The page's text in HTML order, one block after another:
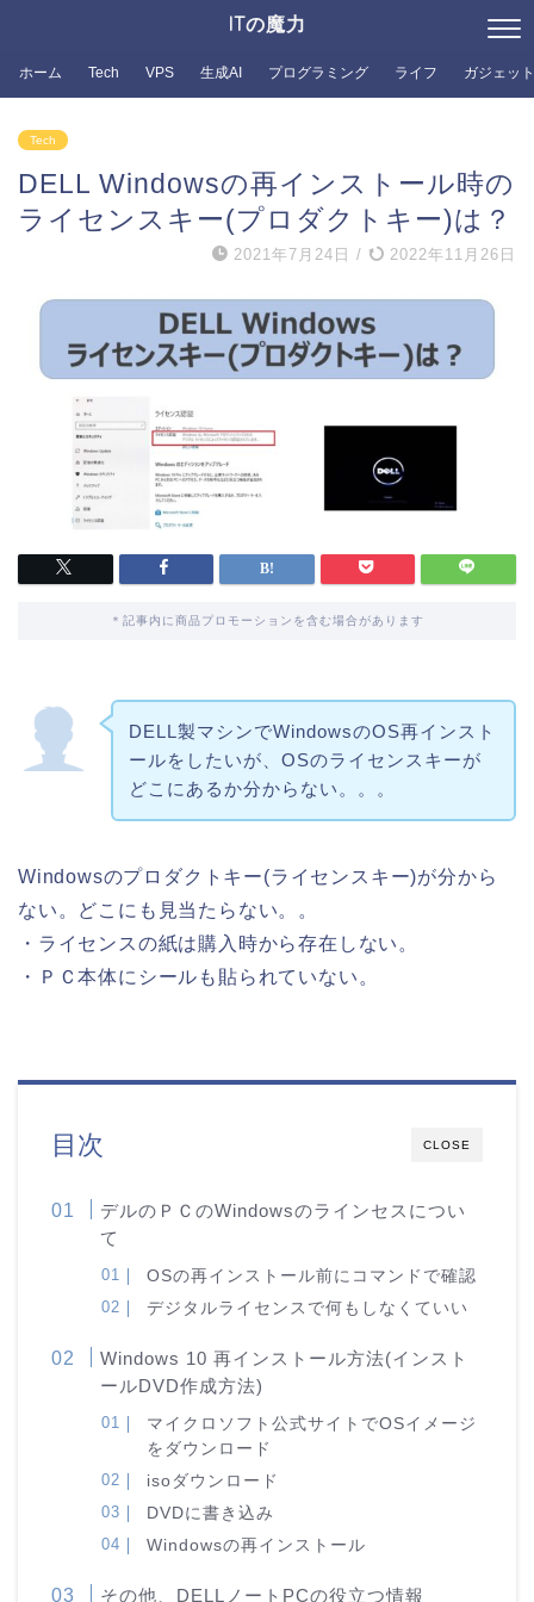
ITの魔力
ホーム Tech VPS 生成AI プログラミング ライフ ガジェット
Tech
DELL Windowsの再インストール時の
ライセンスキー(プロダクトキー)は？
2021年7月24日 / 2022年11月26日
＊記事内に商品プロモーションを含む場合があります
DELL製マシンでWindowsのOS再インスト
ールをしたいが、OSのライセンスキーが
どこにあるか分からない。。。
Windowsのプロダクトキー(ライセンスキー)が分から
ない。どこにも見当たらない。。
・ライセンスの紙は購入時から存在しない。
・ＰＣ本体にシールも貼られていない。
CLOSE
目次
デルのＰＣのWindowsのラインセスについ
て
OSの再インストール前にコマンドで確認
デジタルライセンスで何もしなくていい
Windows 10 再インストール方法(インスト
ールDVD作成方法)
マイクロソフト公式サイトでOSイメージ
をダウンロード
isoダウンロード
DVDに書き込み
Windowsの再インストール
その他、DELLノートPCの役立つ情報